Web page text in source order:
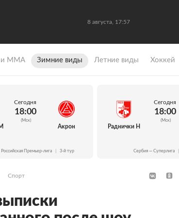
8 августа, 17:57
и ММА Зимние виды Летние виды Хоккей
Сегодня
18:00
(Мск)
Акрон
Премьер-лига 3-й тур
Раднички Н
Сегодня
18:00
(Мск)
Сербия — Суперлига
Спорт